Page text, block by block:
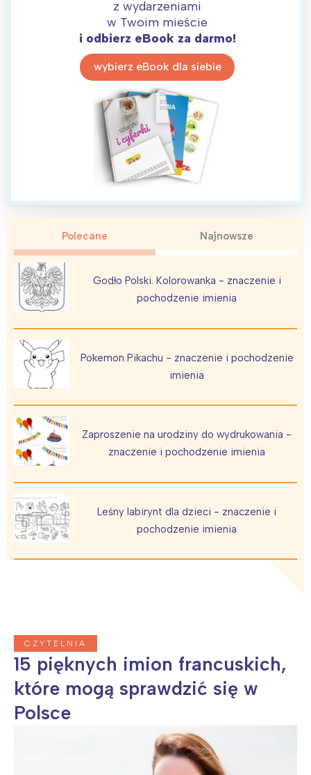
z wydarzeniami
w Twoim mieście
i odbierz eBook za darmo!
wybierz eBook dla siebie
Polecane Najnowsze
Godło Polski. Kolorowanka - znaczenie i
pochodzenie imienia
Pokemon Pikachu - znaczenie i pochodzenie
imienia
Zaproszenie na urodziny do wydrukowania -
znaczenie i pochodzenie imienia
Leśny labirynt dla dzieci - znaczenie i
pochodzenie imienia
CZYTELNIA
15 pięknych imion francuskich,
które mogą sprawdzić się w
Polsce
Interesują mnie wydarzenia z
tego regionu:
Trójmiasto
Poznań
Wrocław
Kraków
Południe
Wszystkie
Wybieram